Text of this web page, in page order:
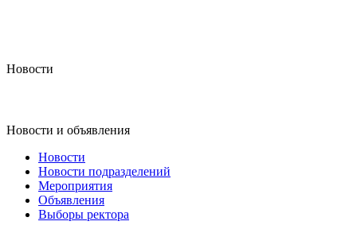
Новости
Новости и объявления
Новости
Новости подразделений
Мероприятия
Объявления
Выборы ректора